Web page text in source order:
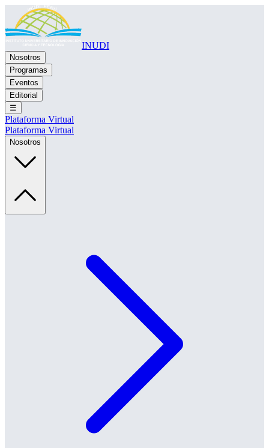
INUDI
Nosotros
Programas
Eventos
Editorial
☰
Plataforma Virtual
Plataforma Virtual
Nosotros